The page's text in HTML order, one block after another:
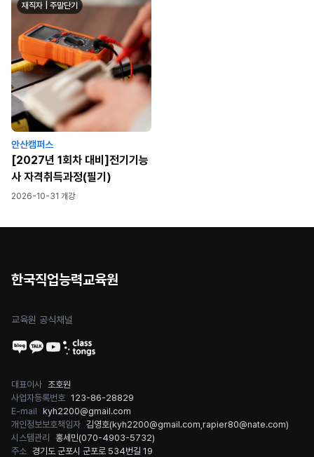
재직자 | 주말단기
안산캠퍼스
[2027년 1회차 대비]전기기능
사 자격취득과정(필기)
2026-10-31 개강
한국직업능력교육원
교육원 공식채널
대표이사 조호원
사업자등록번호 123-86-28829
E-mail kyh2200@gmail.com
개인정보보호책임자 김영호(kyh2200@gmail.com rapier80@nate.com)
시스템관리
홍세민(070-4903-5732)
주소 경기도 군포시 군포로 534번길 19